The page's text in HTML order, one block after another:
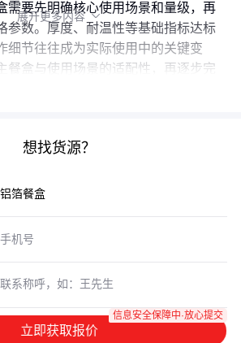
需要先明确核心使用场景和量级，再
参数。厚度、耐温性等基础指标达标
细节往往成为实际使用中的关键变
餐盒与使用场景的适配性，再逐步完
展开更多内容 
想找货源？
立即获取报价
信息安全保障中·放心提交